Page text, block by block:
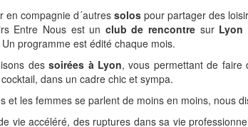
en compagnie d´autres solos pour partager des
Entre Nous est un club de rencontre sur Lyon
programme est édité chaque mois.
dessoirées à Lyon, vous permettant de faire
dans un cadre chic et sympa.
et les femmes se parlent de moins en moins, nous
vie accéléré, des ruptures dans sa vie